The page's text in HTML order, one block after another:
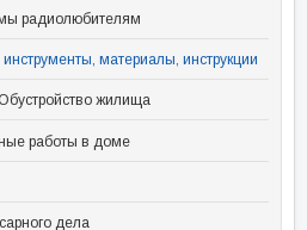
радиолюбителям
материалы, инструкции
жилища
работы в доме
дела